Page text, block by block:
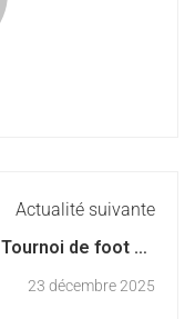
Actualité suivante
Tournoi de foot de
année
23 décembre 2025